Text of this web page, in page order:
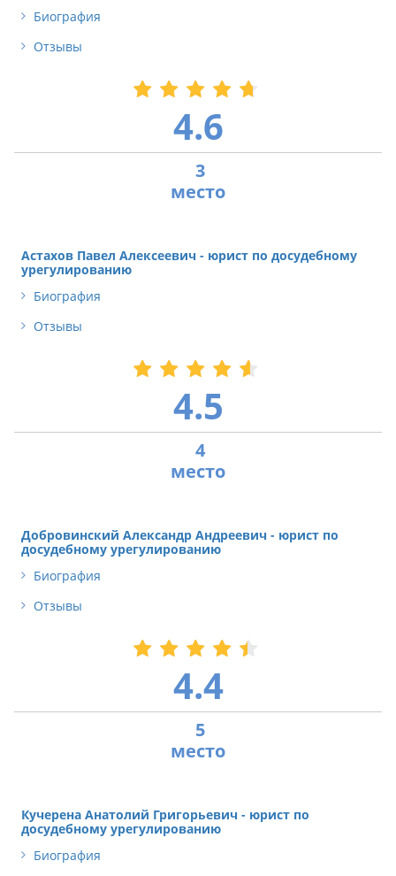
Биография
Отзывы
4.6
3
Астахов Павел Алексеевич - юрист по досудебному
урегулированию
Биография
Отзывы
4.5
4
Добровинский Александр Андреевич - юрист по
досудебному урегулированию
Биография
Отзывы
4.4
5
Кучерена Анатолий Григорьевич - юрист по
досудебному урегулированию
Биография